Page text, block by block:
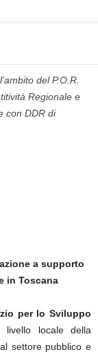
del P.O.R.
Regionale e
con DDR di
a supporto
in Toscana
per lo Sviluppo
locale della
settore pubblico e